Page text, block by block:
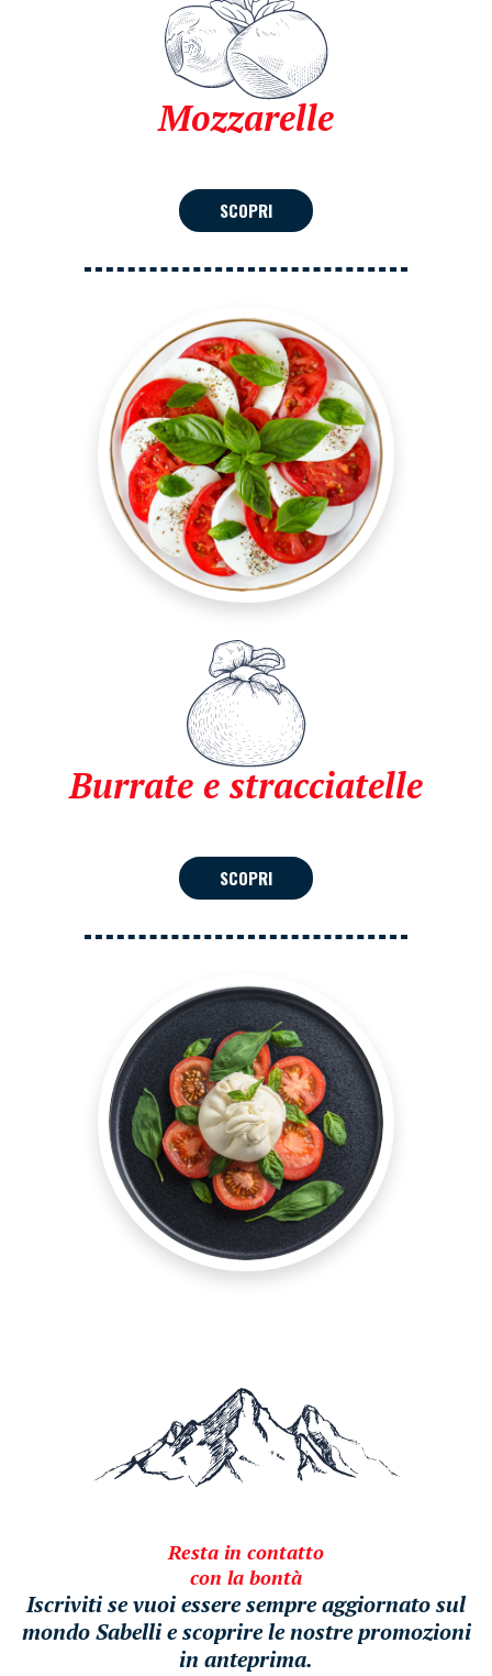
Mozzarelle
SCOPRI
Burrate e stracciatelle
SCOPRI
Resta in contatto
con la bontà
Iscriviti se vuoi essere sempre aggiornato sul
mondo Sabelli e scoprire le nostre promozioni
in anteprima.